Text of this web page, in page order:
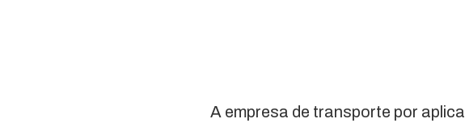
A empresa de transporte por